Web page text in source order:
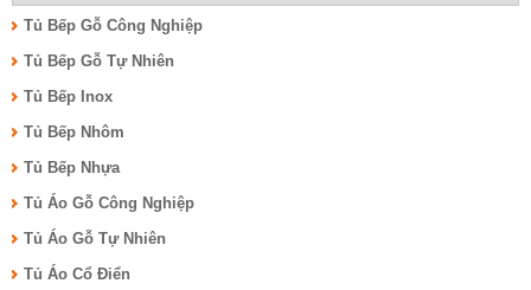
Tủ Bếp Gỗ Công Nghiệp
Tủ Bếp Gỗ Tự Nhiên
Tủ Bếp Inox
Tủ Bếp Nhôm
Tủ Bếp Nhựa
Tủ Áo Gỗ Công Nghiệp
Tủ Áo Gỗ Tự Nhiên
Tủ Áo Cổ Điển